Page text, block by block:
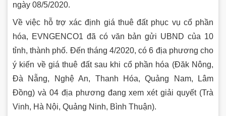
ngày 08/5/2020.
Về việc hỗ trợ xác định giá thuê đất phục vụ cổ phần
hóa, EVNGENCO1 đã có văn bản gửi UBND của 10
tỉnh, thành phố. Đến tháng 4/2020, có 6 địa phương cho
ý kiến về giá thuê đất sau khi cổ phần hóa (Đăk Nông,
Đà Nẵng, Nghệ An, Thanh Hóa, Quảng Nam, Lâm
Đồng) và 04 địa phương đang xem xét giải quyết (Trà
Vinh, Hà Nội, Quảng Ninh, Bình Thuận).